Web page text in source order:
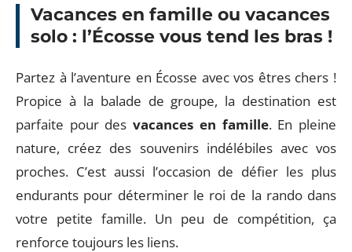
Vacances en famille ou vacances
solo : l’Écosse vous tend les bras !
Partez à l’aventure en Écosse avec vos êtres chers !
Propice à la balade de groupe, la destination est
parfaite pour desvacances en famille. En pleine
nature, créez des souvenirs indélébiles avec vos
proches. C’est aussi l’occasion de défier les plus
endurants pour déterminer le roi de la rando dans
votre petite famille. Un peu de compétition, ça
renforce toujours les liens.